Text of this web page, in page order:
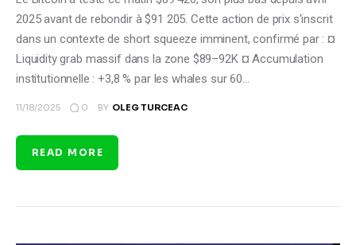
2025 avant de rebondir à $91 205. Cette action de prix s'inscrit
dans un contexte de short squeeze imminent, confirmé par : ¤
Liquidity grab massif dans la zone $89–92K ¤ Accumulation
institutionnelle : +3,8 % par les whales sur 60…
11/18/2025 0 BY OLEG TURCEAC
READ MORE